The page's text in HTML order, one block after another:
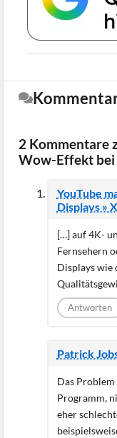
2 Kommentare
Wow-Effekt bei
YouTube
Displays »
[…] auf 4K-
Fernsehern
Displays wie
Antworten
Patrick
Das Problem
Programm,
eher